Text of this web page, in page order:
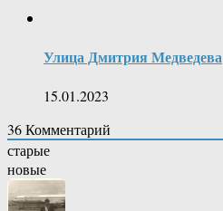
Улица Дмитрия Медведева
15.01.2023
36Комментарий
старые
новые